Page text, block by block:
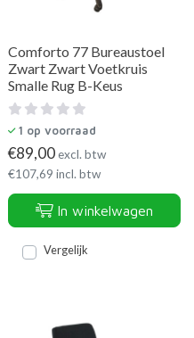
Comforto 77 Bureaustoel
Zwart Zwart Voetkruis
Smalle Rug B-Keus
1 op voorraad
€89,00excl. btw
€107,69 incl. btw
In winkelwagen
Vergelijk